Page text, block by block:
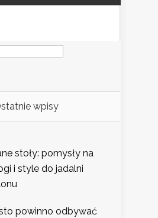
wpisy
stoły: pomysły na
i style do jadalni
powinno odbywać